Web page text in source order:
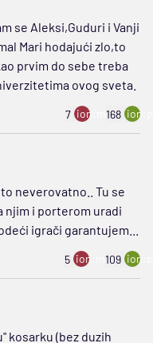
se Aleksi,Guduri i Vanji
Mari hodajući zlo,to
prvim do sebe treba
ovog sveta.
7 ion:minus
168
neverovatno.. Tu se
njim i porterom uradi
igrači garantujem...
5 ion:minus
109
kosarku (bez duzih